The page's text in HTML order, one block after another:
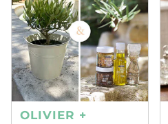
OLIVIER +